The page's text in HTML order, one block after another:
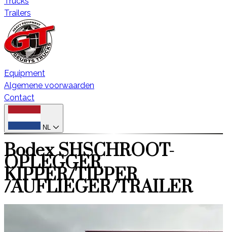
Trailers
Equipment
Algemene voorwaarden
Contact
NL
Bodex SHSCHROOT-
OPLEGGER
KIPPER/TIPPER
/AUFLIEGER/TRAILER